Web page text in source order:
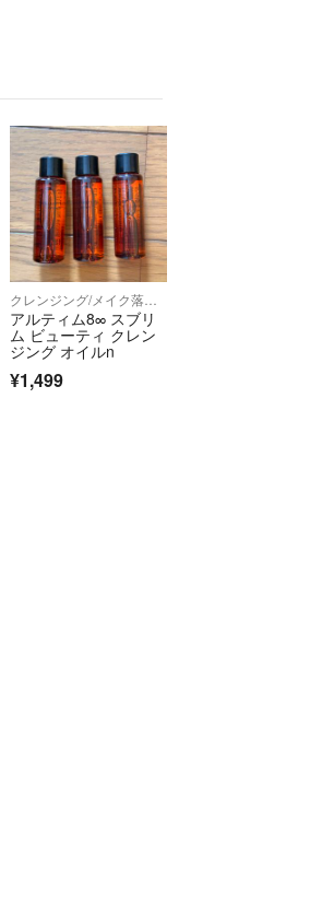
アルティム8∞ スブリ
ム ビューティ クレン
ジング オイルn
¥1,499